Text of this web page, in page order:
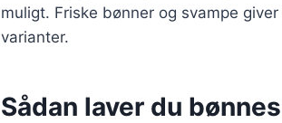
muligt. Friske bønner og svampe
varianter.
Sådan laver du